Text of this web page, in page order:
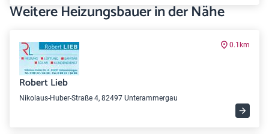
Weitere Heizungsbauer in der Nähe
0.1km
Robert Lieb
Nikolaus-Huber-Straße 4, 82497 Unterammergau